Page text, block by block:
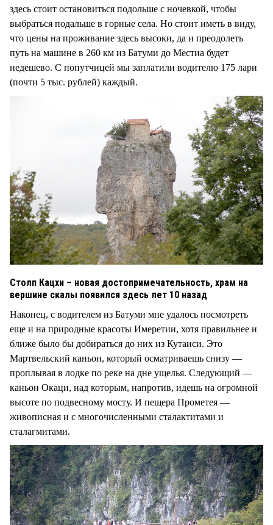
здесь стоит остановиться подольше с ночевкой, чтобы
выбраться подальше в горные села. Но стоит иметь в виду,
что цены на проживание здесь высоки, да и преодолеть
путь на машине в 260 км из Батуми до Местиа будет
недешево. С попутчицей мы заплатили водителю 175 лари
(почти 5 тыс. рублей) каждый.
Столп Кацхи – новая достопримечательность, храм на
вершине скалы появился здесь лет 10 назад
Наконец, с водителем из Батуми мне удалось посмотреть
еще и на природные красоты Имеретии, хотя правильнее и
ближе было бы добираться до них из Кутаиси. Это
Мартвельский каньон, который осматриваешь снизу —
проплывая в лодке по реке на дне ущелья. Следующий —
каньон Окаци, над которым, напротив, идешь на огромной
высоте по подвесному мосту. И пещера Прометея —
живописная и с многочисленными сталактитами и
сталагмитами.